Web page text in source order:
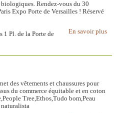
Rendez-vous du 30
Expo Porte de Versailles ! Réservé
En savoir plus
1 Pl. de la Porte de
des vêtements et chaussures pour
du commerce équitable et en coton
Tree,Ethos,Tudo bom,Peau